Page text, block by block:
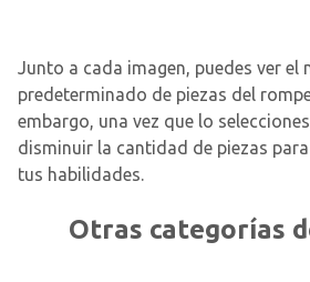
Junto a cada imagen, puedes ver el
predeterminado de piezas del
embargo, una vez que lo
disminuir la cantidad de piezas
tus habilidades.
Otras categorías